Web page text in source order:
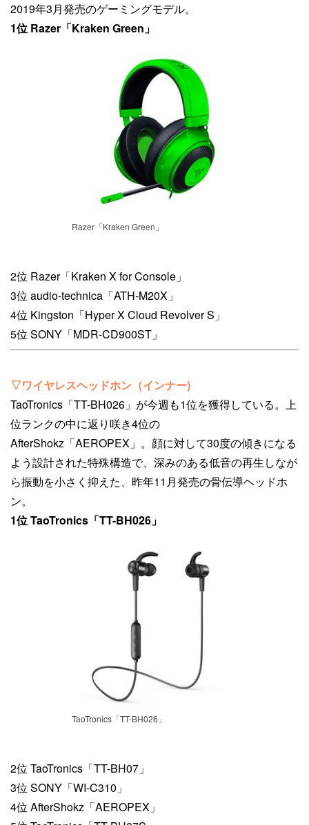
2019年3月発売のゲーミングモデル。
1位 Razer「Kraken Green」
Razer「Kraken Green」
2位 Razer「Kraken X for Console」
3位 audio-technica「ATH-M20X」
4位 Kingston「Hyper X Cloud Revolver S」
5位 SONY「MDR-CD900ST」
▽ワイヤレスヘッドホン（インナー)
TaoTronics「TT-BH026」が今週も1位を獲得している。上
位ランクの中に返り咲き4位の
AfterShokz「AEROPEX」。顔に対して30度の傾きになる
よう設計された特殊構造で、深みのある低音の再生しなが
ら振動を小さく抑えた、昨年11月発売の骨伝導ヘッドホ
ン。
1位 TaoTronics「TT-BH026」
TaoTronics「TT-BH026」
2位 TaoTronics「TT-BH07」
3位 SONY「WI-C310」
4位 AfterShokz「AEROPEX」